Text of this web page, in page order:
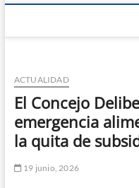
ACTUALIDAD
El Concejo
emergencia
la quita de
19 junio, 2026